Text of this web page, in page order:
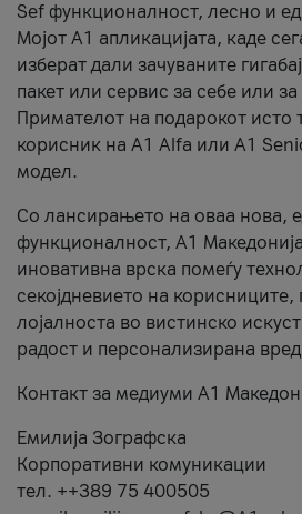
Sef функционалност, лесно и
Мојот А1 апликацијата, каде
изберат дали зачуваните
пакет или сервис за себе или за
Примателот на подарокот исто
корисник на А1 Alfa или A1
модел.
Со лансирањето на оваа нова,
функционалност, А1
иновативна врска помеѓу
секојдневието на корисниците,
лојалноста во вистинско
радост и персонализирана
Контакт за медиуми А1
Емилија Зографска
Корпоративни комуникации
тел. ++389 75 400505